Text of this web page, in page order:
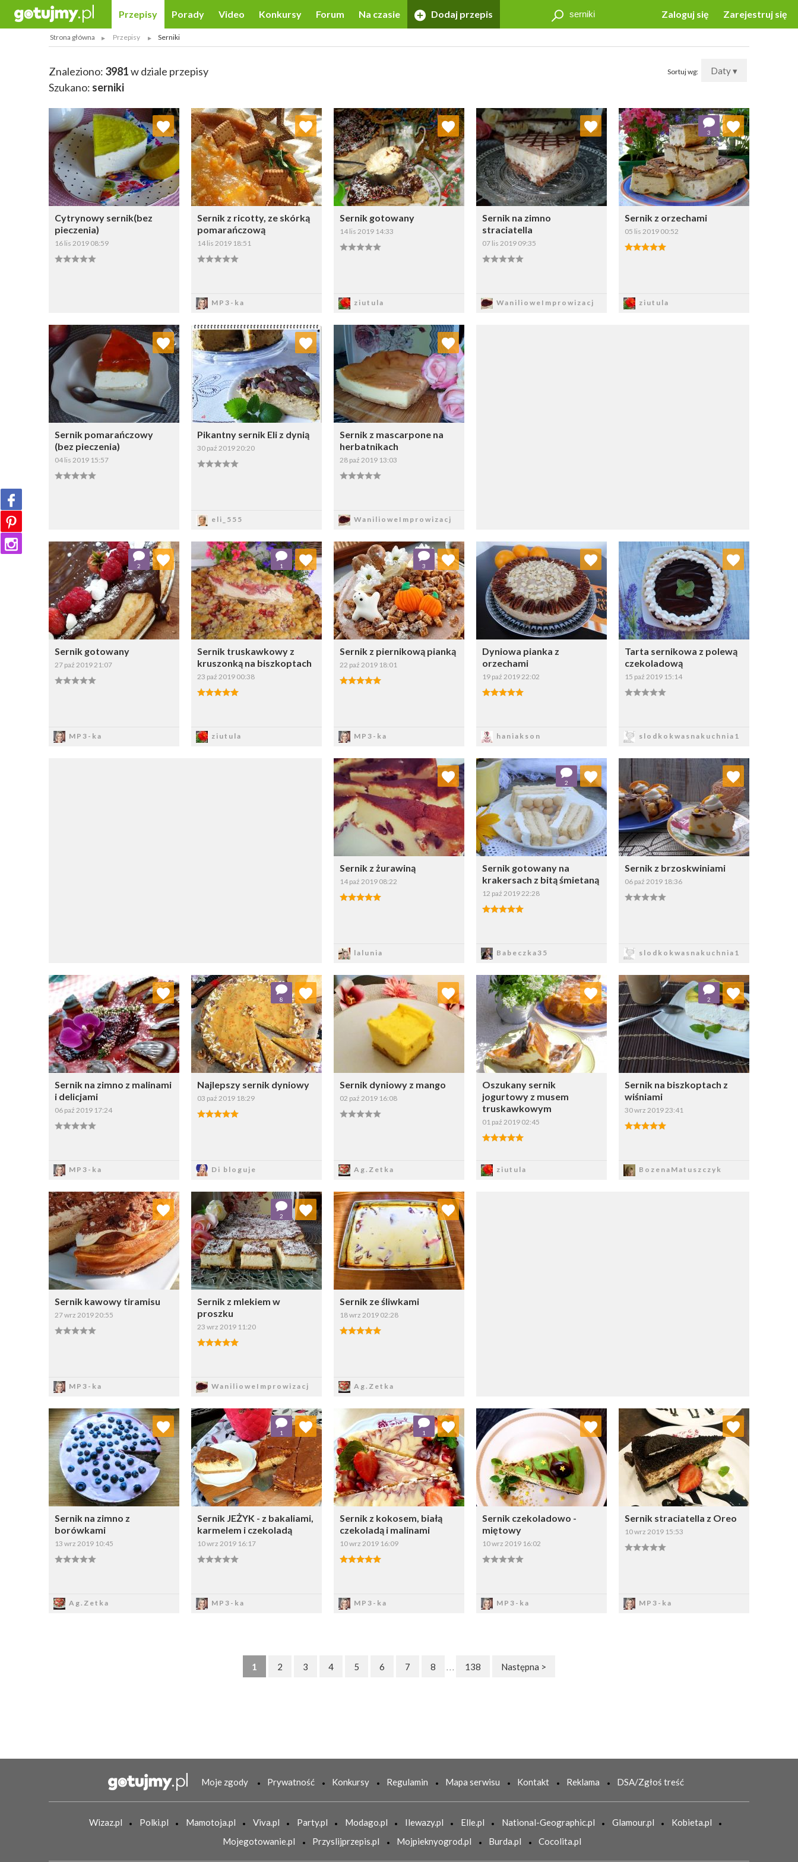
Zaloguj się Zarejestruj się
Przepisy Porady Video Konkursy Forum Na czasie Dodaj przepis
Strona główna Przepisy Serniki
Sortuj wg: Daty ▾
Znaleziono: 3981w dziale przepisy
Szukano: serniki
Cytrynowy sernik(bez
pieczenia)
16 lis 2019 08:59
Dodaj do ulubionych
Wybierz listę:
Sernik z ricotty, ze skórką
pomarańczową
14 lis 2019 18:51
MP3-ka
Dodaj do ulubionych
Wybierz listę:
Sernik gotowany
14 lis 2019 14:33
ziutula
Dodaj do ulubionych
Wybierz listę:
Sernik na zimno
straciatella
07 lis 2019 09:35
WanilioweImprowizacj
Dodaj do ulubionych
Wybierz listę:
Sernik z orzechami
05 lis 2019 00:52
ziutula
3
Dodaj do ulubionych
Wybierz listę:
Sernik pomarańczowy
(bez pieczenia)
04 lis 2019 15:57
Dodaj do ulubionych
Wybierz listę:
Pikantny sernik Eli z dynią
30 paź 2019 20:20
eli_555
Dodaj do ulubionych
Wybierz listę:
Sernik z mascarpone na
herbatnikach
28 paź 2019 13:03
WanilioweImprowizacj
Dodaj do ulubionych
Wybierz listę:
Sernik gotowany
27 paź 2019 21:07
MP3-ka
2
Dodaj do ulubionych
Wybierz listę:
Sernik truskawkowy z
kruszonką na biszkoptach
23 paź 2019 00:38
ziutula
1
Dodaj do ulubionych
Wybierz listę:
Sernik z piernikową pianką
22 paź 2019 18:01
MP3-ka
3
Dodaj do ulubionych
Wybierz listę:
Dyniowa pianka z
orzechami
19 paź 2019 22:02
haniakson
Dodaj do ulubionych
Wybierz listę:
Tarta sernikowa z polewą
czekoladową
15 paź 2019 15:14
slodkokwasnakuchnia1
Dodaj do ulubionych
Wybierz listę:
Sernik z żurawiną
14 paź 2019 08:22
lalunia
Dodaj do ulubionych
Wybierz listę:
Sernik gotowany na
krakersach z bitą śmietaną
12 paź 2019 22:28
Babeczka35
2
Dodaj do ulubionych
Wybierz listę:
Sernik z brzoskwiniami
06 paź 2019 18:36
slodkokwasnakuchnia1
Dodaj do ulubionych
Wybierz listę:
Sernik na zimno z malinami
i delicjami
06 paź 2019 17:24
MP3-ka
Dodaj do ulubionych
Wybierz listę:
Najlepszy sernik dyniowy
03 paź 2019 18:29
Di bloguje
8
Dodaj do ulubionych
Wybierz listę:
Sernik dyniowy z mango
02 paź 2019 16:08
Ag.Zetka
Dodaj do ulubionych
Wybierz listę:
Oszukany sernik
jogurtowy z musem
truskawkowym
01 paź 2019 02:45
ziutula
Dodaj do ulubionych
Wybierz listę:
Sernik na biszkoptach z
wiśniami
30 wrz 2019 23:41
BozenaMatuszczyk
2
Dodaj do ulubionych
Wybierz listę:
Sernik kawowy tiramisu
27 wrz 2019 20:55
MP3-ka
Dodaj do ulubionych
Wybierz listę:
Sernik z mlekiem w
proszku
23 wrz 2019 11:20
WanilioweImprowizacj
2
Dodaj do ulubionych
Wybierz listę:
Sernik ze śliwkami
18 wrz 2019 02:28
Ag.Zetka
Dodaj do ulubionych
Wybierz listę:
Sernik na zimno z
borówkami
13 wrz 2019 10:45
Ag.Zetka
Dodaj do ulubionych
Wybierz listę:
Sernik JEŻYK - z bakaliami,
karmelem i czekoladą
10 wrz 2019 16:17
MP3-ka
1
Dodaj do ulubionych
Wybierz listę:
Sernik z kokosem, białą
czekoladą i malinami
10 wrz 2019 16:09
MP3-ka
1
Dodaj do ulubionych
Wybierz listę:
Sernik czekoladowo -
miętowy
10 wrz 2019 16:02
MP3-ka
Dodaj do ulubionych
Wybierz listę:
Sernik straciatella z Oreo
10 wrz 2019 15:53
MP3-ka
Dodaj do ulubionych
Wybierz listę:
1 2 3 4 5 6 7 8 138 Następna >
Moje zgody Prywatność Konkursy Regulamin Mapa serwisu Kontakt Reklama DSA/Zgłoś treść
Wizaz.pl Polki.pl Mamotoja.pl Viva.pl Party.pl Modago.pl Ilewazy.pl Elle.pl National-Geographic.pl Glamour.pl
Kobieta.pl
Mojegotowanie.pl
Przyslijprzepis.pl Mojpieknyogrod.pl Burda.pl Cocolita.pl